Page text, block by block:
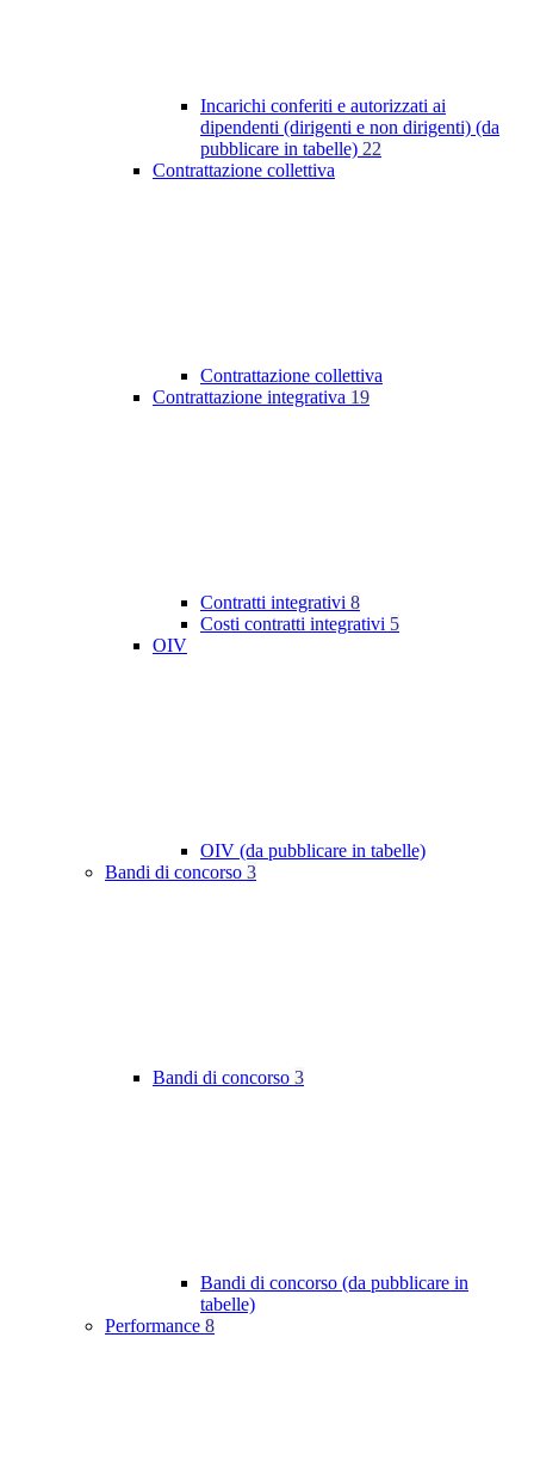
Incarichi conferiti e autorizzati ai
dipendenti (dirigenti e non dirigenti) (da
pubblicare in tabelle) 22
Contrattazione collettiva
Contrattazione collettiva
Contrattazione integrativa 19
Contratti integrativi 8
Costi contratti integrativi 5
OIV
OIV (da pubblicare in tabelle)
Bandi di concorso 3
Bandi di concorso 3
Bandi di concorso (da pubblicare in
tabelle)
Performance 8